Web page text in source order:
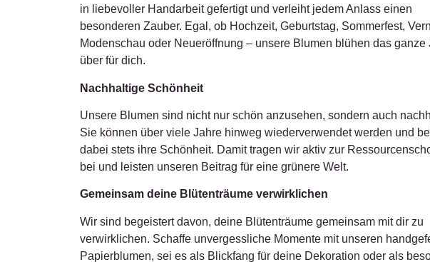
in liebevoller Handarbeit gefertigt und verleiht jedem Anlass einen
besonderen Zauber. Egal, ob Hochzeit, Geburtstag, Sommerfest,
Modenschau oder Neueröffnung – unsere Blumen blühen das ganze
über für dich.
Nachhaltige Schönheit
Unsere Blumen sind nicht nur schön anzusehen, sondern auch
Sie können über viele Jahre hinweg wiederverwendet werden und
dabei stets ihre Schönheit. Damit tragen wir aktiv zur
bei und leisten unseren Beitrag für eine grünere Welt.
Gemeinsam deine Blütenträume verwirklichen
Wir sind begeistert davon, deine Blütenträume gemeinsam mit dir zu
verwirklichen. Schaffe unvergessliche Momente mit unseren
Papierblumen, sei es als Blickfang für deine Dekoration oder als